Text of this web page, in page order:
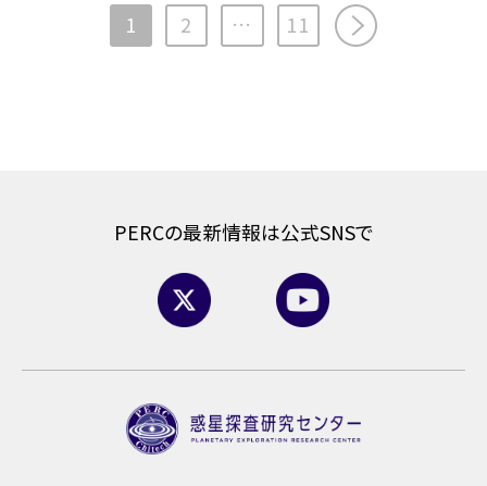
1 2 … 11
次へ>>
PERCの最新情報は公式SNSで